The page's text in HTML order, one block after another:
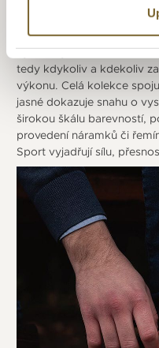
design ve světě sportu.
ušlechtilé oceli 316L s
vybaveny hodinářskou
tedy kdykoliv a kdekoliv
výkonu. Celá kolekce
jasné dokazuje snahu o
širokou škálu barevností,
provedení náramků či
Sport vyjadřují sílu,